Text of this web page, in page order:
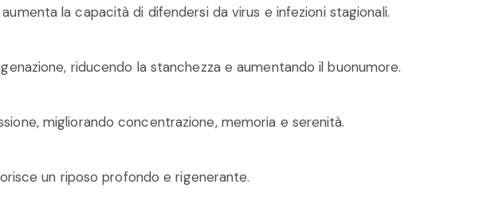
la capacità di difendersi da virus e infezioni stagionali.
riducendo la stanchezza e aumentando il buonumore.
migliorando concentrazione, memoria e serenità.
un riposo profondo e rigenerante.